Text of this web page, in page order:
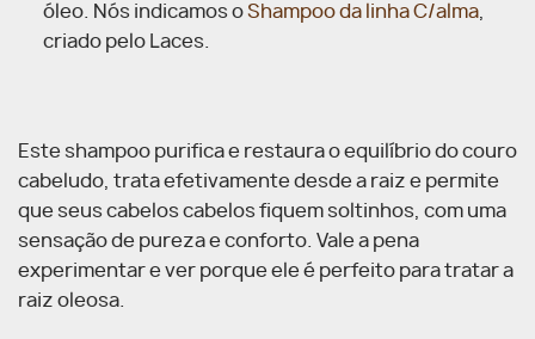
óleo. Nós indicamos oShampoo da linha C/alma,
criado pelo Laces.
Este shampoo purifica e restaura o equilíbrio do couro
cabeludo, trata efetivamente desde a raiz e permite
que seus cabelos cabelos fiquem soltinhos, com uma
sensação de pureza e conforto. Vale a pena
experimentar e ver porque ele é perfeito para tratar a
raiz oleosa.